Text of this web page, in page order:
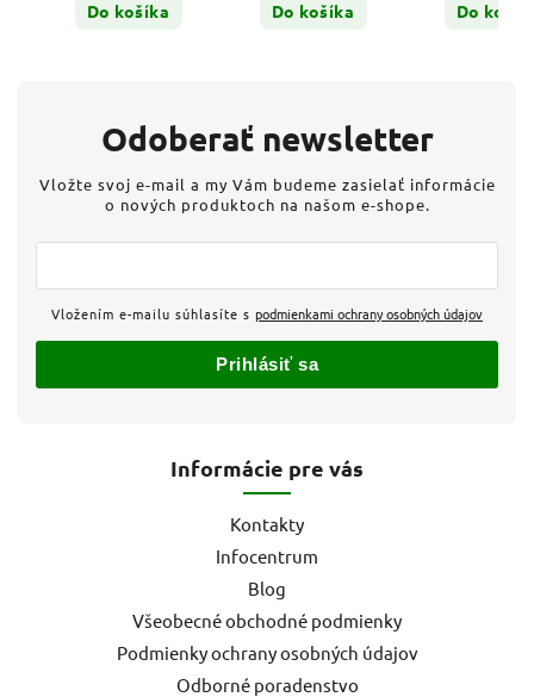
Do košíka Do košíka Do
Informácie pre vás
Kontakty
Infocentrum
Blog
Všeobecné obchodné podmienky
Podmienky ochrany osobných údajov
Odborné poradenstvo
Odoberať newsletter
Vložte svoj e-mail a my Vám budeme zasielať informácie
o nových produktoch na našom e-shope.
Vložením e-mailu súhlasíte s podmienkami ochrany osobných údajov
Prihlásiť sa